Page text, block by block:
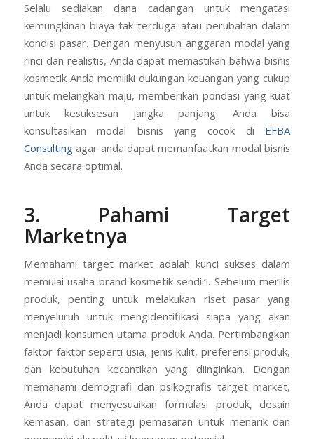
Selalu sediakan dana cadangan untuk mengatasi
kemungkinan biaya tak terduga atau perubahan dalam
kondisi pasar. Dengan menyusun anggaran modal yang
rinci dan realistis, Anda dapat memastikan bahwa bisnis
kosmetik Anda memiliki dukungan keuangan yang cukup
untuk melangkah maju, memberikan pondasi yang kuat
untuk kesuksesan jangka panjang. Anda bisa
konsultasikan modal bisnis yang cocok di EFBA
Consultingagar anda dapat memanfaatkan modal bisnis
Anda secara optimal.
3. Pahami Target
Marketnya
Memahami target market adalah kunci sukses dalam
memulai usaha brand kosmetik sendiri. Sebelum merilis
produk, penting untuk melakukan riset pasar yang
menyeluruh untuk mengidentifikasi siapa yang akan
menjadi konsumen utama produk Anda. Pertimbangkan
faktor-faktor seperti usia, jenis kulit, preferensi produk,
dan kebutuhan kecantikan yang diinginkan. Dengan
memahami demografi dan psikografis target market,
Anda dapat menyesuaikan formulasi produk, desain
kemasan, dan strategi pemasaran untuk menarik dan